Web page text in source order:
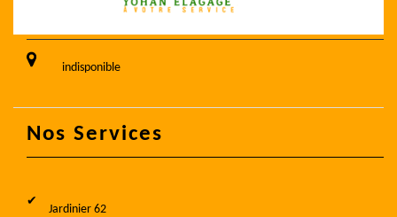
indisponible
Nos Services
Jardinier 62